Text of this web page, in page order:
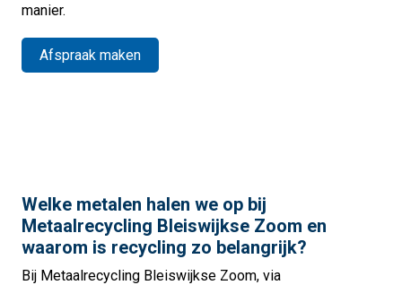
manier.
Afspraak maken
Welke metalen halen we op bij
Metaalrecycling Bleiswijkse Zoom en
waarom is recycling zo belangrijk?
Bij Metaalrecycling Bleiswijkse Zoom, via